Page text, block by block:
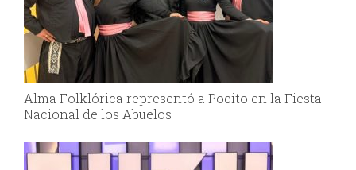
Alma Folklórica representó a Pocito en la Fiesta
Nacional de los Abuelos